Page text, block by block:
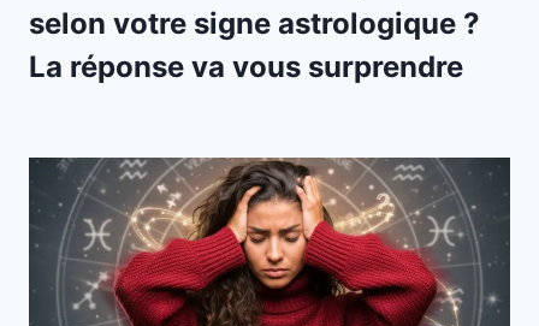
selon votre signe astrologique ?
La réponse va vous surprendre